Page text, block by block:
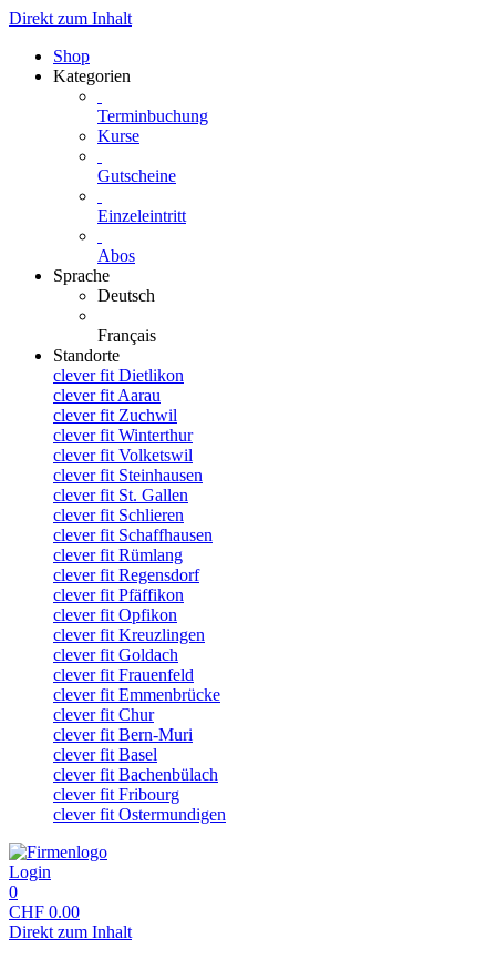
Direkt zum Inhalt
Shop
Kategorien
Terminbuchung
Kurse
Gutscheine
Einzeleintritt
Abos
Sprache
Deutsch
Français
Standorte
clever fit Dietlikon
clever fit Aarau
clever fit Zuchwil
clever fit Winterthur
clever fit Volketswil
clever fit Steinhausen
clever fit St. Gallen
clever fit Schlieren
clever fit Schaffhausen
clever fit Rümlang
clever fit Regensdorf
clever fit Pfäffikon
clever fit Opfikon
clever fit Kreuzlingen
clever fit Goldach
clever fit Frauenfeld
clever fit Emmenbrücke
clever fit Chur
clever fit Bern-Muri
clever fit Basel
clever fit Bachenbülach
clever fit Fribourg
clever fit Ostermundigen
Login
0
CHF 0.00
Direkt zum Inhalt